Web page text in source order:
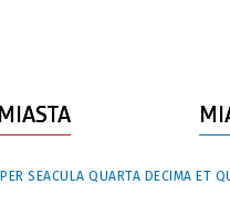
SEACULA QUARTA DECIMA ET